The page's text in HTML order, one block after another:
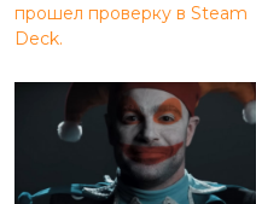
прошел проверку в Steam
Deck.